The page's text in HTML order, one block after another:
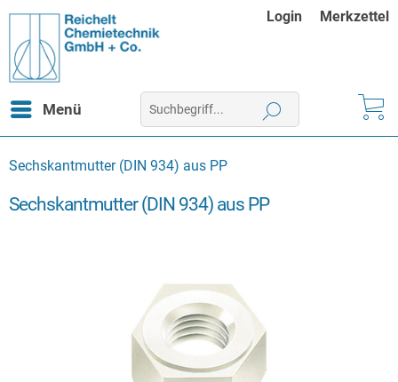
Login Merkzettel
Menü
Sechskantmutter (DIN 934) aus PP
Sechskantmutter (DIN 934) aus PP